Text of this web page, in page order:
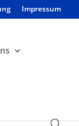
Impressum